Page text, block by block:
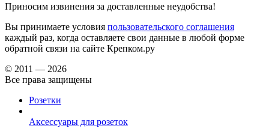
Приносим извинения за доставленные неудобства!
Вы принимаете условия пользовательского соглашения
каждый раз, когда оставляете свои данные в любой форме
обратной связи на сайте Крепком.ру
© 2011 — 2026
Все права защищены
Розетки
Аксессуары для розеток